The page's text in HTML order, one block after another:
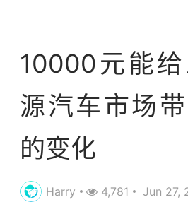
10000元能
源汽车市场
的变化
Harry 4,781 Jun 27,